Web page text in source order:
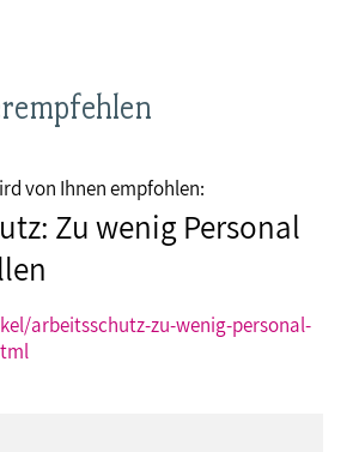
von Ihnen empfohlen:
Zu wenig Personal
arbeitsschutz-zu-wenig-personal-